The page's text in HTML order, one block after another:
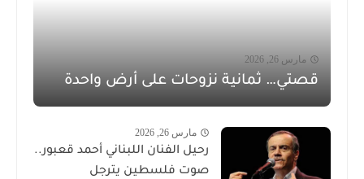
مارس 26, 2026
قصتي… ثمانية نزوحات على أرض واحدة
مارس 26, 2026
رحيل الفنان اللبناني أحمد قعبور..
صوت فلسطين يترجل